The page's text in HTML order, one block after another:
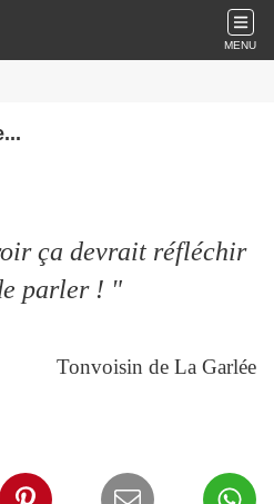
MENU
ça devrait réfléchir
parler ! "
Tonvoisin de La Garlée